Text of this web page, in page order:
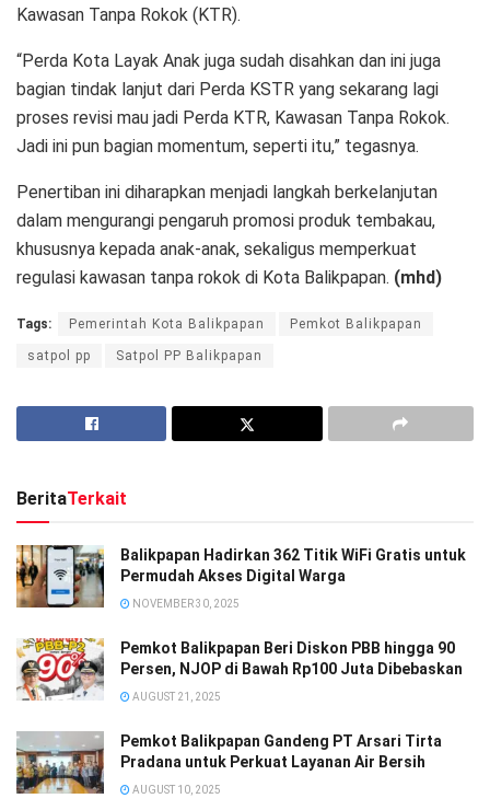
Kawasan Tanpa Rokok (KTR).
“Perda Kota Layak Anak juga sudah disahkan dan ini juga
bagian tindak lanjut dari Perda KSTR yang sekarang lagi
proses revisi mau jadi Perda KTR, Kawasan Tanpa Rokok.
Jadi ini pun bagian momentum, seperti itu,” tegasnya.
Penertiban ini diharapkan menjadi langkah berkelanjutan
dalam mengurangi pengaruh promosi produk tembakau,
khususnya kepada anak-anak, sekaligus memperkuat
regulasi kawasan tanpa rokok di Kota Balikpapan. (mhd)
Tags: Pemerintah Kota Balikpapan Pemkot Balikpapan
satpol pp Satpol PP Balikpapan
BeritaTerkait
Balikpapan Hadirkan 362 Titik WiFi Gratis untuk
Permudah Akses Digital Warga
NOVEMBER 30, 2025
Pemkot Balikpapan Beri Diskon PBB hingga 90
Persen, NJOP di Bawah Rp100 Juta Dibebaskan
AUGUST 21, 2025
Pemkot Balikpapan Gandeng PT Arsari Tirta
Pradana untuk Perkuat Layanan Air Bersih
AUGUST 10, 2025